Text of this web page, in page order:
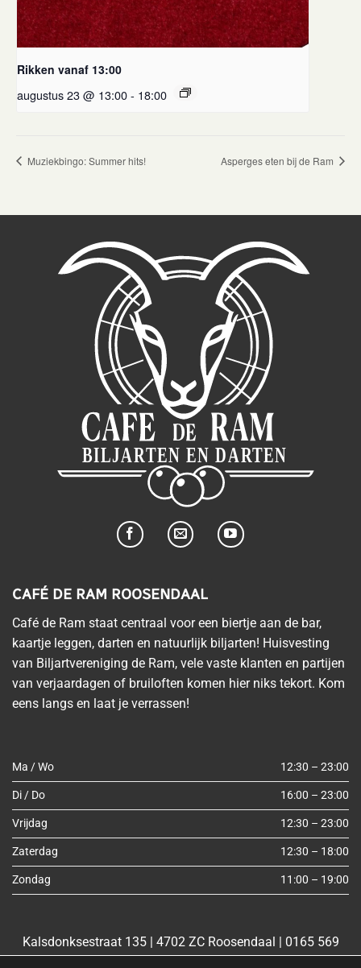
Rikken vanaf 13:00
augustus 23 @ 13:00- 18:00
Muziekbingo: Summer hits! Asperges eten bij de Ram
CAFÉ DE RAM ROOSENDAAL
Café de Ram staat centraal voor een biertje aan de bar,
kaartje leggen, darten en natuurlijk biljarten! Huisvesting
van Biljartvereniging de Ram, vele vaste klanten en partijen
van verjaardagen of bruiloften komen hier niks tekort. Kom
eens langs en laat je verrassen!
Ma / Wo 12:30 – 23:00
Di / Do 16:00 – 23:00
Vrijdag 12:30 – 23:00
Zaterdag 12:30 – 18:00
Zondag 11:00 – 19:00
Kalsdonksestraat 135 | 4702 ZC Roosendaal | 0165 569
Beschikbare uren (selecteer één of meerdere):